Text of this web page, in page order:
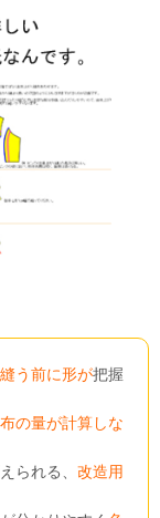
縫う前に形が把握
布の量が計算しな
られる、改造用